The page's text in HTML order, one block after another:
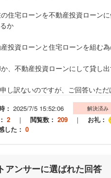
住宅ローンを不動産投資ローン
か
投資ローンと住宅ローンを組む
、不動産投資ローンにして貸し
し訳ないのですが、ご回答いただ
： 2025/7/5 15:52:06 解決済み
2 ｜ 閲覧数： 209 ｜ お礼：
した： 0
アンサーに選ばれた回答